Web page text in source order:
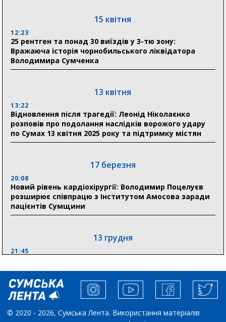
Сумщини пояснив, як отримати допомогу на зиму
17:52
«Укрексімбанк» припиняє виплату пенсій: у
Пенсійному фонді Сумщини пояснили, що робити
людям
відзнаки «Почесного громадянина міста Суми»
30 липня
Сумська клінічна лікарня Святого Пантелеймона
здобула головну відзнаку в медичній сфері України
18:33
Олексій Романько долучився до обговорення Плану
стійкості Сумщини з Прем’єр-міністром
15 квітня
12:23
25 рентген та понад 30 виїздів у 3-тю зону:
Вражаюча історія чорнобильського ліквідатора
Володимира Сумченка
13 квітня
13:22
Відновлення після трагедії: Леонід Ніколаєнко
розповів про подолання наслідків ворожого удару
по Сумах 13 квітня 2025 року та підтримку містян
17 березня
20:08
Новий рівень кардіохірургії: Володимир Поцелуєв
розширює співпрацю з Інститутом Амосова заради
пацієнтів Сумщини
13 грудня
21:45
збільшити завантаження стратегічних українських
виробників”, – нардеп Максим Гузенко
04 листопада
© 2020 - 2026, Сумська Лента. Використання матеріалів